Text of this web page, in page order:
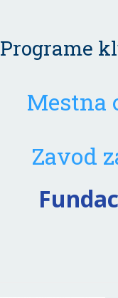
Programe
Mestna
Zavod